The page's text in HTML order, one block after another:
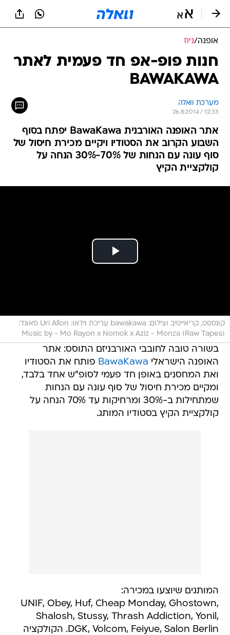
אופנה/ניוז
חנות פופ-אפ חד פעמית לאתר
BAWAKAWA
מערכת וואלה
26.8.2014 / 12:33
אתר האופנה האורבנית BawaKawa יפתח בסוף
השבוע הקרוב את הסטודיו ויקיים מכירת חיסול של
סוף עונה עם הנחות של 70%-30% הנחה על
קולקציית הקיץ
קונספט, קריאייטיב וצילום: bawakawa עריכת וידאו: Uri Allon סאונד:
Music by - Mo Rayon x Nomok x Aziz - Monza (Raw Tapes)
בשורה טובה לחובבי האורבניזם התוסס: אתר
האופנה הישראלי BawaKawa פותח את הסטודיו
ואת המחסנים באופן חד פעמי לסופ"ש אחד בלבד,
ומקיים מכירת חיסול של סוף עונה עם הנחות
שמתחילות ב-30% ומרחיקות עד 70% הנחה על
קולקציית הקיץ בסטודיו המותג.
המותגים שיוצעו במכירה:
UNIF, Obey, Huf, Cheap Monday, Ghostown,
Shalosh, Stussy, Thrash Addiction, Yonil,
DGK, Volcom, Feiyue, Salon Berlin. הקולקציה